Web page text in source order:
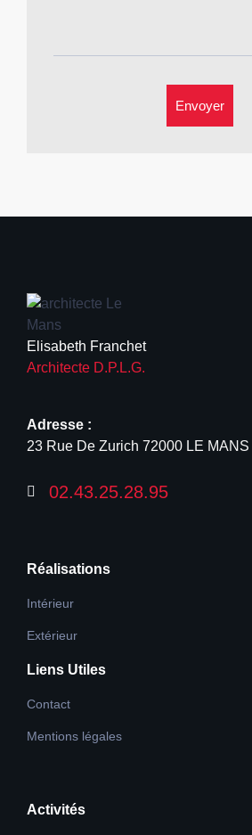
Envoyer
Elisabeth Franchet
Architecte D.P.L.G.
Adresse :
23 Rue De Zurich 72000 LE MANS
02.43.25.28.95
Réalisations
Intérieur
Extérieur
Liens Utiles
Contact
Mentions légales
Activités